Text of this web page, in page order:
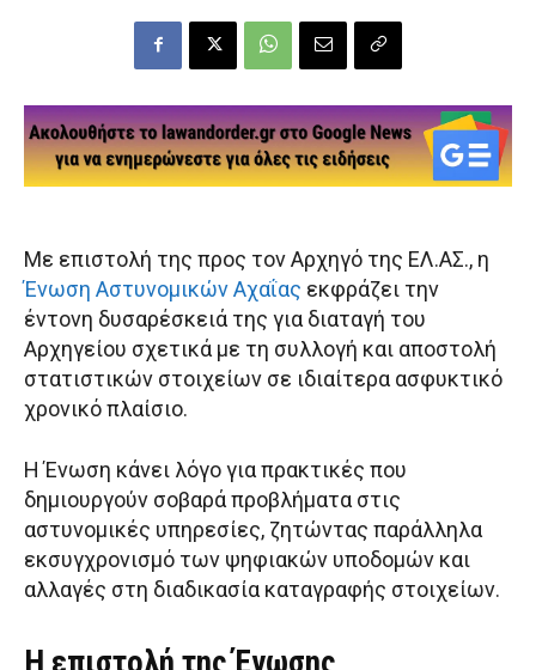
Με επιστολή της προς τον Αρχηγό της ΕΛ.ΑΣ., η
Ένωση Αστυνομικών Αχαΐας εκφράζει την
έντονη δυσαρέσκειά της για διαταγή του
Αρχηγείου σχετικά με τη συλλογή και αποστολή
στατιστικών στοιχείων σε ιδιαίτερα ασφυκτικό
χρονικό πλαίσιο.
Η Ένωση κάνει λόγο για πρακτικές που
δημιουργούν σοβαρά προβλήματα στις
αστυνομικές υπηρεσίες, ζητώντας παράλληλα
εκσυγχρονισμό των ψηφιακών υποδομών και
αλλαγές στη διαδικασία καταγραφής στοιχείων.